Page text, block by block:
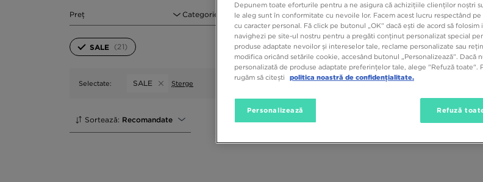
Preț Categorie Gen Mărime
SALE (21)
Selectate: SALE Șterge
Sortează: Recomandate
Depunem toate eforturile pentru a ne asigura că achizițiile clienților noștri
le aleg sunt în conformitate cu nevoile lor. Facem acest lucru respectând
cu caracter personal. Fă click pe butonul „OK” dacă ești de acord să
navighezi pe site-ul nostru pentru a pregăti conținut personalizat special
produse adaptate nevoilor și intereselor tale, reclame personalizate sau
modifica oricând setările cookie, accesând butonul „Personalizează”. Dacă
personalizată de produse adaptate preferințelor tale, alege "Refuză toate".
rugăm să citești
politica noastră de confidențialitate.
Personalizează Refuză